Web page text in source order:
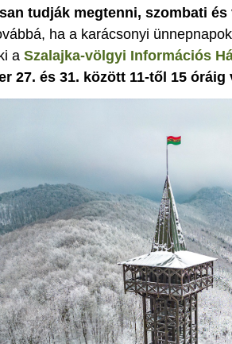
tudják megtenni, szombati
ha a karácsonyi
a Szalajka-völgyi Információs
27. és 31. között 11-től 15